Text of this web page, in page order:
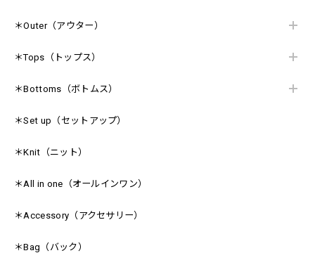
＊Outer（アウター）
＊Tops（トップス）
＊Bottoms（ボトムス）
＊Set up（セットアップ）
＊Knit（ニット）
＊All in one（オールインワン）
＊Accessory（アクセサリー）
＊Bag（バック）